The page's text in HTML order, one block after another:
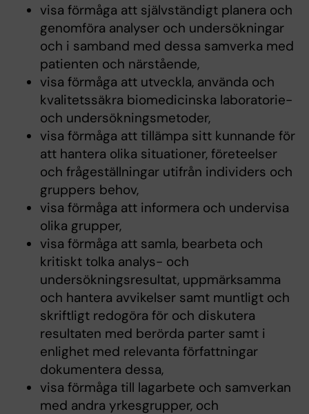
visa förmåga att självständigt planera och
genomföra analyser och undersökningar
och i samband med dessa samverka med
patienten och närstående,
visa förmåga att utveckla, använda och
kvalitetssäkra biomedicinska laboratorie-
och undersökningsmetoder,
visa förmåga att tillämpa sitt kunnande för
att hantera olika situationer, företeelser
och frågeställningar utifrån individers och
gruppers behov,
visa förmåga att informera och undervisa
olika grupper,
visa förmåga att samla, bearbeta och
kritiskt tolka analys- och
undersökningsresultat, uppmärksamma
och hantera avvikelser samt muntligt och
skriftligt redogöra för och diskutera
resultaten med berörda parter samt i
enlighet med relevanta författningar
dokumentera dessa,
visa förmåga till lagarbete och samverkan
med andra yrkesgrupper, och